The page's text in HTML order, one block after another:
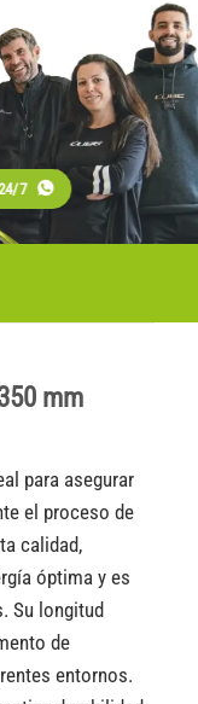
7
mm
para asegurar
el proceso de
calidad,
óptima y es
Su longitud
de
entornos.